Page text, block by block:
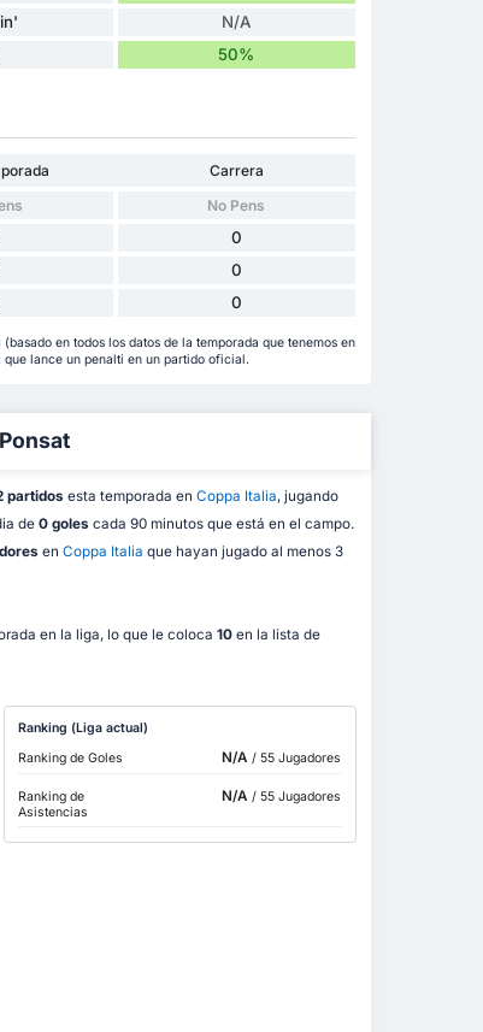
N/A
50%
Carrera
No Pens
0
0
0
en todos los datos de la temporada que tenemos en
lance un penalti en un partido oficial.
partidos esta temporada en Coppa Italia, jugando
de 0 goles cada 90 minutos que está en el campo.
en Coppa Italia que hayan jugado al menos 3
en la liga, lo que le coloca 10en la lista de
Ranking (Liga actual)
Ranking de Goles
N/A / 55 Jugadores
Ranking de
Asistencias
N/A / 55 Jugadores